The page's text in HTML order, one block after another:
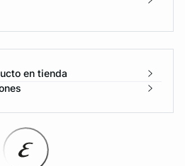
en tienda